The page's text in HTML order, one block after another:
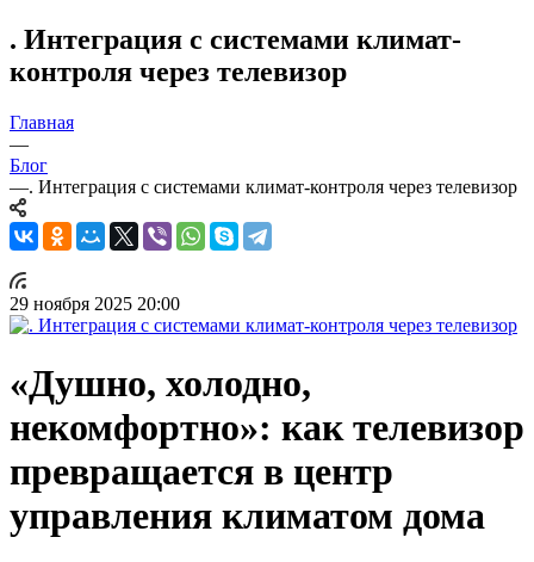
. Интеграция с системами климат-
контроля через телевизор
Главная
—
Блог
—. Интеграция с системами климат-контроля через телевизор
29 ноября 2025 20:00
«Душно, холодно,
некомфортно»: как телевизор
превращается в центр
управления климатом дома